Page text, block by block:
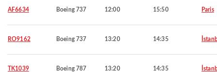
AF6634 Boeing 737 12:00 15:50 Paris
RO9162 Boeing 737 13:20 14:35
TK1039 Boeing 787 13:20 14:35